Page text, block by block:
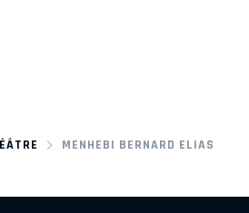
MENHEBI BERNARD ELIAS